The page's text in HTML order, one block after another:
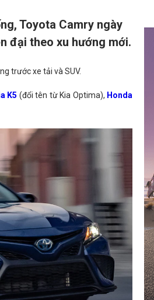
Toyota Camry ngày
đại theo xu hướng mới.
trước xe tải và SUV.
K5 (đổi tên từ Kia Optima), Honda